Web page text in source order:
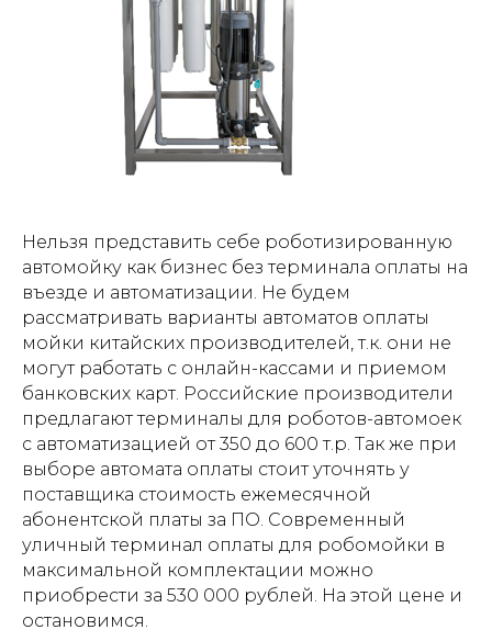
Нельзя представить себе роботизированную
автомойку как бизнес без терминала оплаты на
въезде и автоматизации. Не будем
рассматривать варианты автоматов оплаты
мойки китайских производителей, т.к. они не
могут работать с онлайн-кассами и приемом
банковских карт. Российские производители
предлагают терминалы для роботов-автомоек
с автоматизацией от 350 до 600 т.р. Так же при
выборе автомата оплаты стоит уточнять у
поставщика стоимость ежемесячной
абонентской платы за ПО. Современный
уличный терминал оплаты для робомойки в
максимальной комплектации можно
приобрести за 530 000 рублей. На этой цене и
остановимся.